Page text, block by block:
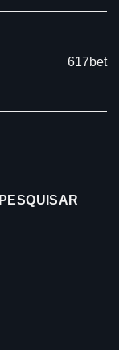
617bet
PESQUISAR